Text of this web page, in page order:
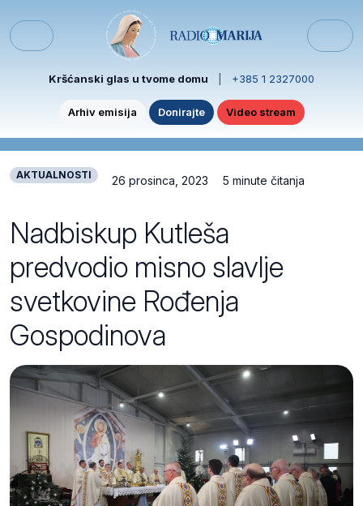
Menu
Kršćanski glas u tvome domu +385 1 2327000
Arhiv emisija Donirajte Video stream
AKTUALNOSTI 26 prosinca, 2023 5 minute čitanja
Nadbiskup Kutleša
predvodio misno slavlje
svetkovine Rođenja
Gospodinova